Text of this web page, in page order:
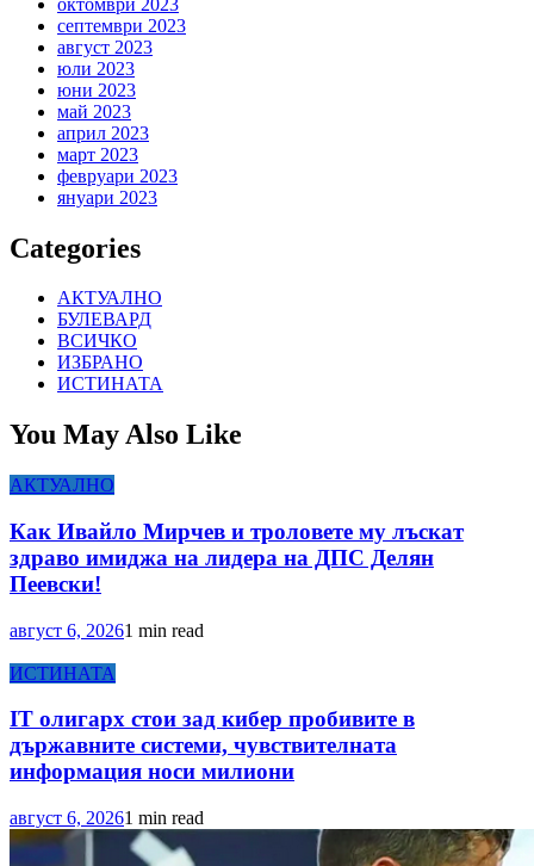
септември 2023
август 2023
юли 2023
юни 2023
май 2023
април 2023
март 2023
февруари 2023
януари 2023
Categories
АКТУАЛНО
БУЛЕВАРД
ВСИЧКО
ИЗБРАНО
ИСТИНАТА
You May Also Like
АКТУАЛНО
Как Ивайло Мирчев и троловете му лъскат
здраво имиджа на лидера на ДПС Делян
Пеевски!
август 6, 20261 min read
ИСТИНАТА
IT олигарх стои зад кибер пробивите в
държавните системи, чувствителната
информация носи милиони
август 6, 20261 min read